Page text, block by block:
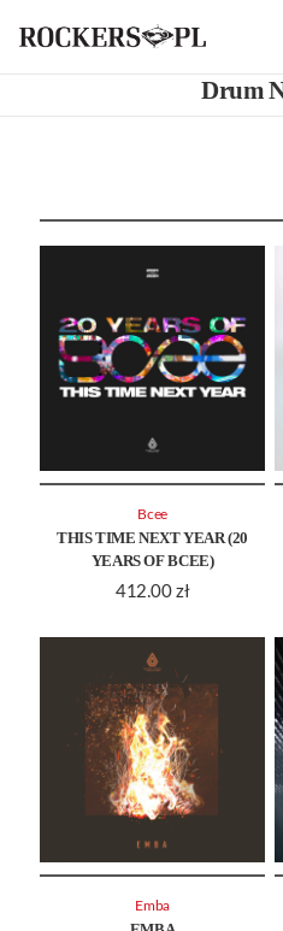
Drum
THIS TIME NEXT YEAR (20
YEARS OF BCEE)
412.00 zł
Bcee
Emba